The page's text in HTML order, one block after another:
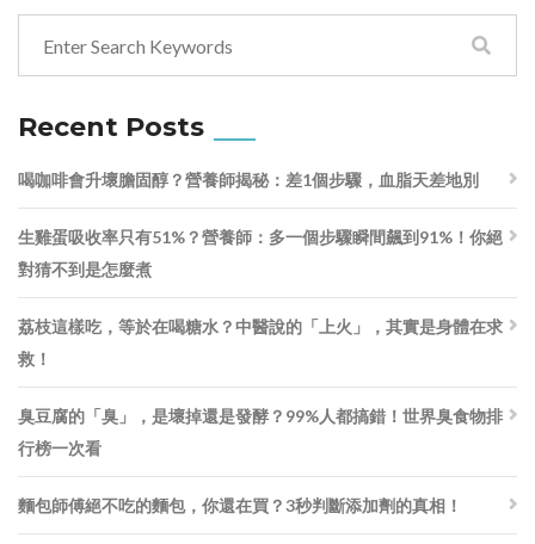
Recent Posts
喝咖啡會升壞膽固醇？營養師揭秘：差1個步驟，血脂天差地別
生雞蛋吸收率只有51%？營養師：多一個步驟瞬間飆到91%！你絕
對猜不到是怎麼煮
荔枝這樣吃，等於在喝糖水？中醫說的「上火」，其實是身體在求
救！
臭豆腐的「臭」，是壞掉還是發酵？99%人都搞錯！世界臭食物排
行榜一次看
麵包師傅絕不吃的麵包，你還在買？3秒判斷添加劑的真相！